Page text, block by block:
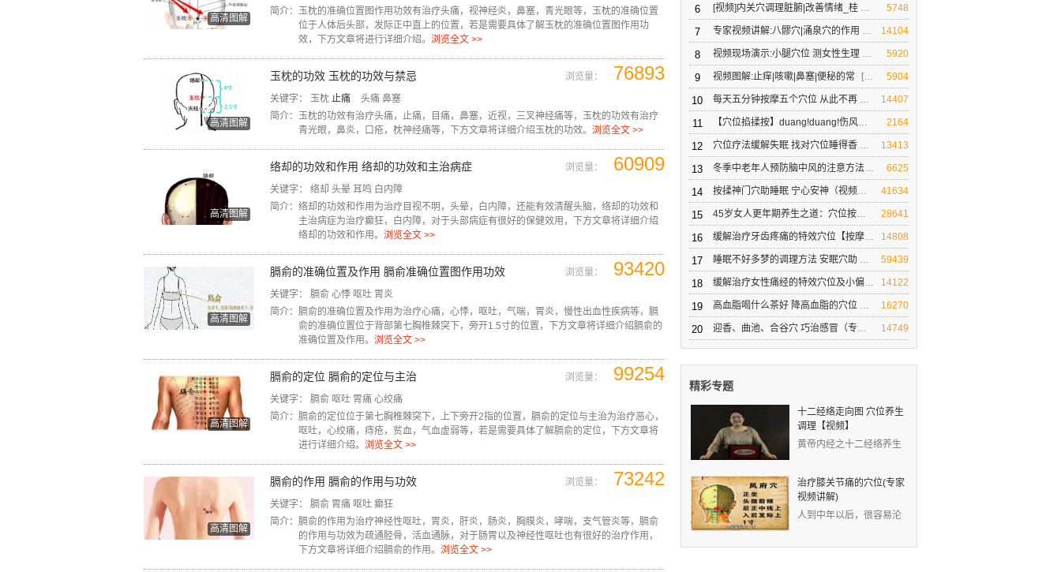
高清图解
简介： 玉枕的准确位置图作用功效有治疗头痛，视神经炎，鼻塞，青光眼等，玉枕的准确位置
位于人体后头部，发际正中直上的位置，若是需要具体了解玉枕的准确位置图作用功
效，下方文章将进行详细介绍。 浏览全文 >>
高清图解
玉枕的功效 玉枕的功效与禁忌 浏览量： 76893
关键字： 玉枕 止痛 头痛 鼻塞
简介： 玉枕的功效有治疗头痛，止痛，目痛，鼻塞，近视，三叉神经痛等，玉枕的功效有治疗
青光眼，鼻炎，口疮，枕神经痛等，下方文章将详细介绍玉枕的功效。 浏览全文 >>
高清图解
络却的功效和作用 络却的功效和主治病症 浏览量： 60909
关键字： 络却 头晕 耳鸣 白内障
简介： 络却的功效和作用为治疗目视不明，头晕，白内障，还能有效清醒头脑，络却的功效和
主治病症为治疗癫狂，白内障，对于头部病症有很好的保健效用，下方文章将详细介绍
络却的功效和作用。 浏览全文 >>
高清图解
膈俞的准确位置及作用 膈俞准确位置图作用功效 浏览量： 93420
关键字： 膈俞 心悸 呕吐 胃炎
简介： 膈俞的准确位置及作用为治疗心痛，心悸，呕吐，气喘，胃炎，慢性出血性疾病等，膈
俞的准确位置位于背部第七胸椎棘突下，旁开1.5寸的位置，下方文章将详细介绍膈俞的
准确位置及作用。 浏览全文 >>
高清图解
膈俞的定位 膈俞的定位与主治 浏览量： 99254
关键字： 膈俞 呕吐 胃痛 心绞痛
简介： 膈俞的定位位于第七胸椎棘突下，上下旁开2指的位置，膈俞的定位与主治为治疗恶心，
呕吐，心绞痛，痔疮，贫血，气血虚弱等，若是需要具体了解膈俞的定位，下方文章将
进行详细介绍。 浏览全文 >>
高清图解
膈俞的作用 膈俞的作用与功效 浏览量： 73242
关键字： 膈俞 胃痛 呕吐 癫狂
简介： 膈俞的作用为治疗神经性呕吐，胃炎，肝炎，肠炎，胸膜炎，哮喘，支气管炎等，膈俞
的作用与功效为疏通胫骨，活血通脉，对于肠胃以及神经性呕吐也有很好的治疗作用，
下方文章将详细介绍膈俞的作用。 浏览全文 >>
6 [视频]内关穴调理脏腑|改善情绪_桂 内关穴:调理脏腑 改善不良情绪
5748
7 专家视频讲解:八髎穴|涌泉穴的作用 八髎穴|涌泉穴补益肾气
14104
8 视频现场演示:小腿穴位 测女性生理 按压小腿上的脾经穴位 揭秘女性青春密码
5920
9 视频图解:止痒|咳嗽|鼻塞|便秘的常 [向穴位要健康]刘教授现场演示:按摩穴位可以缓解哪些症状 5904
10 每天五分钟按摩五个穴位 从此不再 穴位按摩治疗打呼噜
14407
11 【穴位掐揉按】duang!duang!伤风感 【穴位掐揉按】duang duang!伤风感冒就这
2164
12 穴位疗法缓解失眠 找对穴位睡得香 穴位疗法缓解失眠 找对穴位睡得香
13413
13 冬季中老年人预防脑中风的注意方法冬季中老年人预防脑中风的注意方法和穴位
6625
14 按揉神门穴助睡眠 宁心安神（视频图 按揉神门穴助睡眠 宁心安神（视频图解）
41634
15 45岁女人更年期养生之道：穴位按摩 女人保养秘诀
28641
16 缓解治疗牙齿疼痛的特效穴位【按摩牙齿疼痛难忍 如何缓解 求偏方
14808
17 睡眠不好多梦的调理方法 安眠穴助 睡眠不好多梦的调理方法 安眠穴助睡眠
59439
18 缓解治疗女性痛经的特效穴位及小偏穴位按摩缓解治疗女性痛经
14122
19 高血脂喝什么茶好 降高血脂的穴位 高血脂的治疗与饮食
16270
20 迎香、曲池、合谷穴 巧治感冒（专家 迎香、曲池、合谷穴 三个穴位巧治感冒
14749
精彩专题
十二经络走向图 穴位养生
调理【视频】
黄帝内经之十二经络养生
治疗膝关节痛的穴位(专家
视频讲解)
人到中年以后，很容易沦